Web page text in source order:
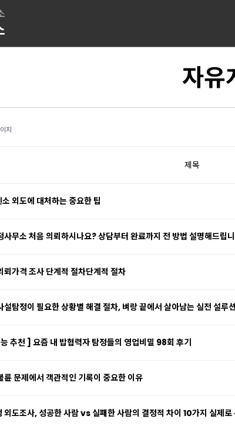
자유
지
제목
외도에 대처하는 중요한 팁
사무소 처음 의뢰하시나요? 상담부터 완료까지 전 방법 설명해드립
뢰가격 조사 단계적 절차단계적 절차
설탐정이 필요한 상황별 해결 절차, 벼랑 끝에서 살아남는 실전 설루션
추천 ] 요즘 내 밥협력자 탐정들의 영업비밀 98회 후기
륜 문제에서 객관적인 기록이 중요한 이유
외도조사, 성공한 사람 vs 실패한 사람의 결정적 차이 10가지 실제